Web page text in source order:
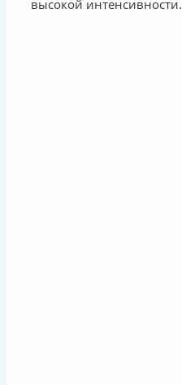
высокой интенсивности.